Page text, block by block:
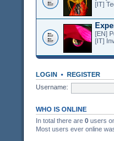
[IT]
[EN]
[IT]
LOGIN • REGISTER
Username:
WHO IS ONLINE
In total there are 0 users
Most users ever online